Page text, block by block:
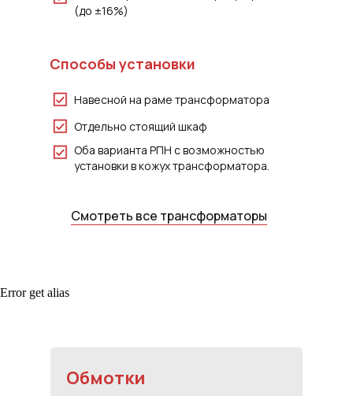
Смотреть все транcформаторы
(до ±16%)
Навесной на раме трансформатора
Отдельно стоящий шкаф
Оба варианта РПН с возможностью
установки в кожух трансформатора.
Способы установки
Error get alias
Обмотки